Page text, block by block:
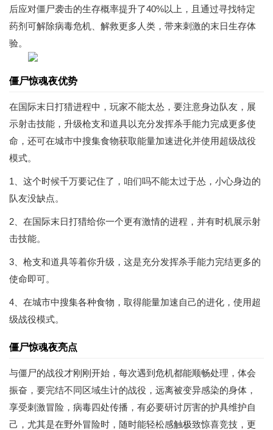
后应对僵尸袭击的生存概率提升了40%以上，且通过寻找特定
药剂可解除病毒危机、解救更多人类，带来刺激的末日生存体
验。
僵尸惊魂夜优势
在国际末日打猎进程中，玩家不能太怂，要注意身边队友，展
示射击技能，升级枪支和道具以充分发挥杀手能力完成更多使
命，还可在城市中搜集食物获取能量加速进化并使用超级战役
模式。
1、这个时候千万要记住了，咱们吗不能太过于怂，小心身边的
队友没缺点。
2、在国际末日打猎给你一个更有激情的进程，并有时机展示射
击技能。
3、枪支和道具等着你升级，这是充分发挥杀手能力完结更多的
使命即可。
4、在城市中搜集各种食物，取得能量加速自己的进化，使用超
级战役模式。
僵尸惊魂夜亮点
与僵尸的战役才刚刚开始，每次遇到危机都能顺畅处理，体会
振奋，要完结不同区域生计的战役，远离被变异感染的身体，
享受刺激冒险，病毒四处传播，有必要研讨厉害的护具维护自
己，尤其是在野外冒险时，随时能轻松感触极致惊喜竞技，更